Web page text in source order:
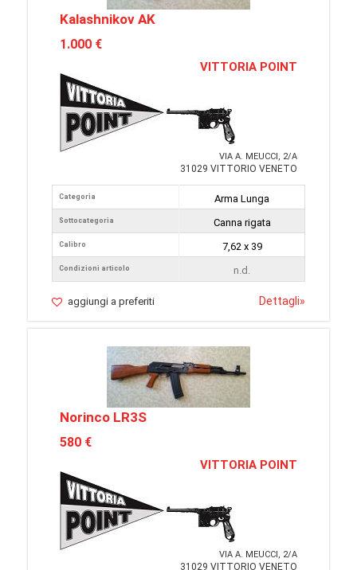
Kalashnikov AK
1.000 €
VITTORIA POINT
VIA A. MEUCCI, 2/A
31029 VITTORIO VENETO
Categoria
Sottocategoria
Calibro
Condizioni articolo
Arma Lunga
Canna rigata
7,62 x 39
n.d.
aggiungi a preferiti Dettagli»
Norinco LR3S
580 €
VITTORIA POINT
VIA A. MEUCCI, 2/A
31029 VITTORIO VENETO